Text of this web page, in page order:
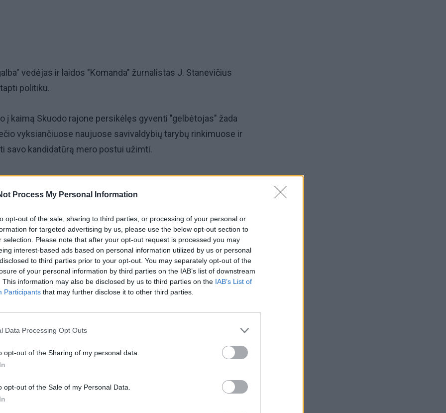
Process My Personal Information
opt-out of the sale, sharing to third parties, or processing of your personal or
for targeted advertising by us, please use the below opt-out section to
selection. Please note that after your opt-out request is processed you may
interest-based ads based on personal information utilized by us or personal
to third parties prior to your opt-out. You may separately opt-out of the
of your personal information by third parties on the IAB’s list of downstream
This information may also be disclosed by us to third parties on the IAB’s List of
Participants that may further disclose it to other third parties.
Data Processing Opt Outs
opt-out of the Sharing of my personal data.
opt-out of the Sale of my Personal Data.
vedėjas ir laidos "Komanda" žurnalistas J. Stanevičius
politiku.
į kaimą Skuodo rajone persikėlęs gyventi "gelbėtojas" žada
vyksiančiuose naujuose savivaldybių tarybų rinkimuose ir
savo kandidatūrą mero postui užimti.
praėjusiais metais tapo Lietuvos konservatorių
ne tik ši aplinkybė paskatino jauną vyrą pradėti savo politinę
ar uostamiestyje, o būtent vadinamojoje provincijoje.
Skuodo rajonas jam - naujai atrasta žemė, į kurią "gelbėtoją"
metus įsiplieskusi jausmų ugnis tarp J. Stanevičiaus ir